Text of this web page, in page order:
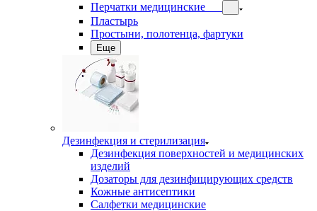
Перчатки медицинские
Пластырь
Простыни, полотенца, фартуки
Еще
Дезинфекция и стерилизация
Дезинфекция поверхностей и медицинских
изделий
Дозаторы для дезинфицирующих средств
Кожные антисептики
Салфетки медицинские